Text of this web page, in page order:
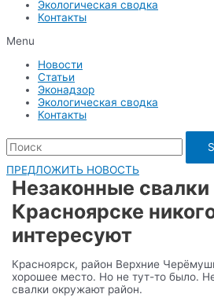
Экологическая сводка
Контакты
Menu
Новости
Статьи
Эконадзор
Экологическая сводка
Контакты
ПРЕДЛОЖИТЬ НОВОСТЬ
Незаконные свалки
Красноярске
интересуют
Красноярск, район Верхние
хорошее место. Но не тут-то было.
свалки окружают район.